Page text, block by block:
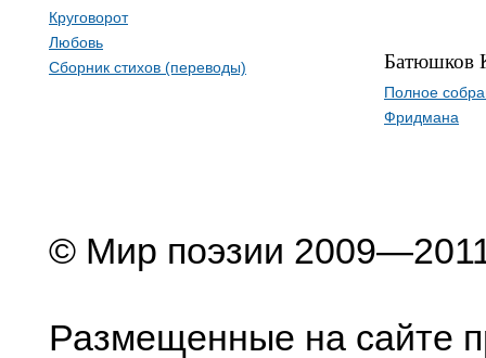
Круговорот
Любовь
Сборник стихов (переводы)
Батюшков
Полное
Фридмана
© Мир поэзии
Размещенные на сайте